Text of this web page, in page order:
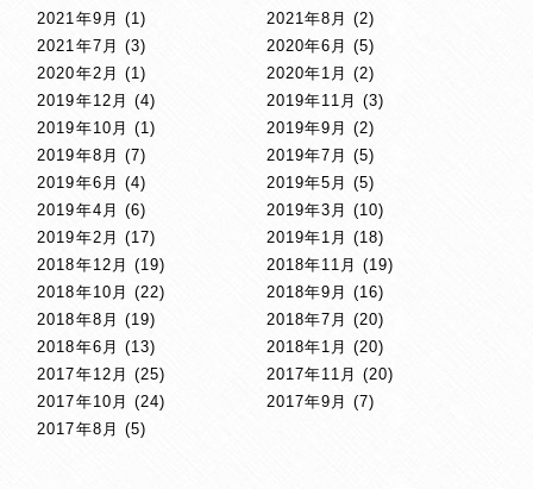
2021年9月 (1) 2021年8月 (2)
2021年7月 (3) 2020年6月 (5)
2020年2月 (1) 2020年1月 (2)
2019年12月 (4) 2019年11月 (3)
2019年10月 (1) 2019年9月 (2)
2019年8月 (7) 2019年7月 (5)
2019年6月 (4) 2019年5月 (5)
2019年4月 (6) 2019年3月 (10)
2019年2月 (17) 2019年1月 (18)
2018年12月 (19) 2018年11月 (19)
2018年10月 (22) 2018年9月 (16)
2018年8月 (19) 2018年7月 (20)
2018年6月 (13) 2018年1月 (20)
2017年12月 (25) 2017年11月 (20)
2017年10月 (24) 2017年9月 (7)
2017年8月 (5)